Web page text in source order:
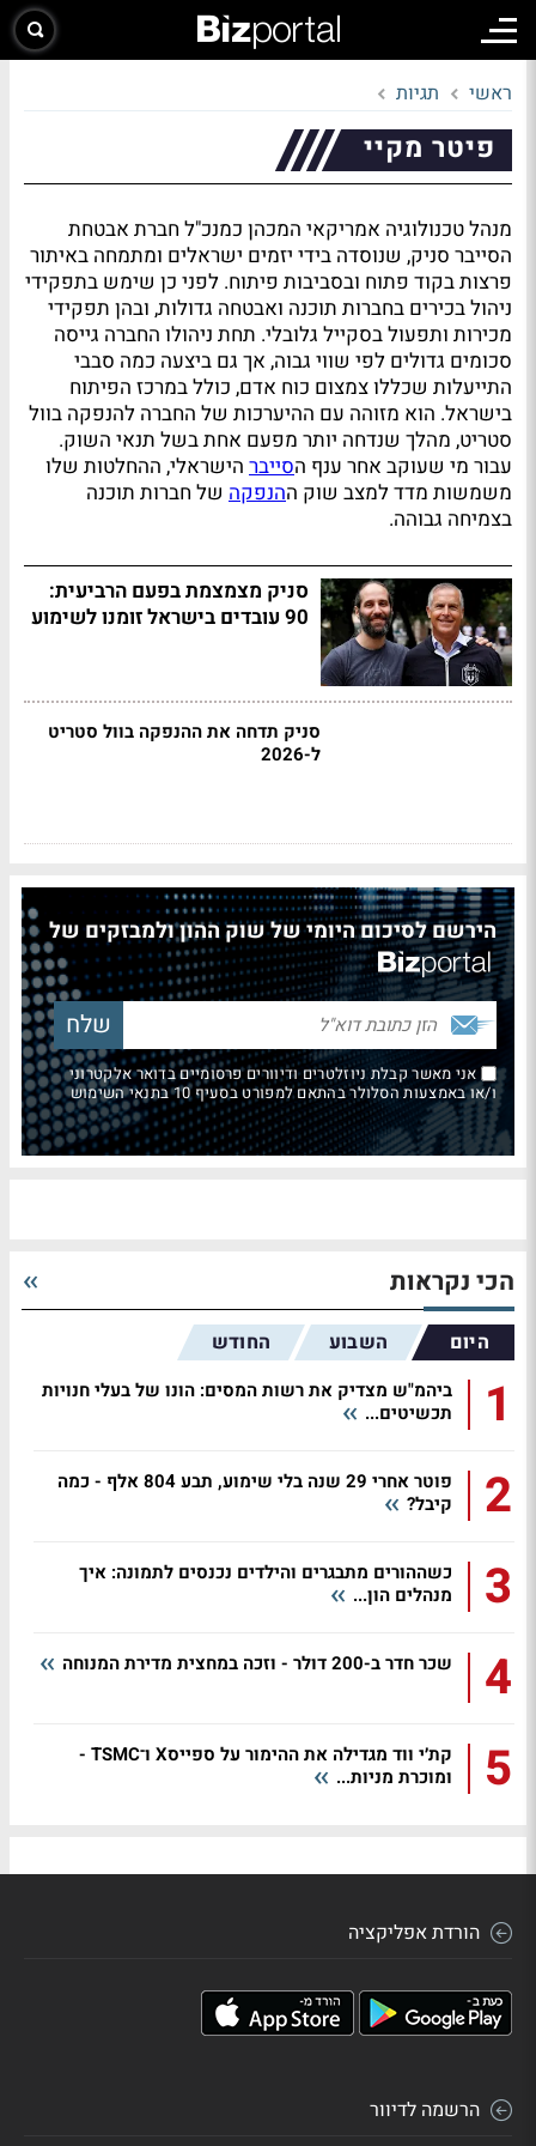
ראשי תגיות
פיטר מקיי
מנהל טכנולוגיה אמריקאי המכהן כמנכ"ל חברת אבטחת
הסייבר סניק, שנוסדה בידי יזמים ישראלים ומתמחה באיתור
פרצות בקוד פתוח ובסביבות פיתוח. לפני כן שימש בתפקידי
ניהול בכירים בחברות תוכנה ואבטחה גדולות, ובהן תפקידי
מכירות ותפעול בסקייל גלובלי. תחת ניהולו החברה גייסה
סכומים גדולים לפי שווי גבוה, אך גם ביצעה כמה סבבי
התייעלות שכללו צמצום כוח אדם, כולל במרכז הפיתוח
בישראל. הוא מזוהה עם ההיערכות של החברה להנפקה בוול
סטריט, מהלך שנדחה יותר מפעם אחת בשל תנאי השוק.
עבור מי שעוקב אחר ענף הסייבר הישראלי, ההחלטות שלו
משמשות מדד למצב שוק ההנפקה של חברות תוכנה
בצמיחה גבוהה.
סניק מצמצמת בפעם הרביעית:
90 עובדים בישראל זומנו לשימוע
סניק תדחה את ההנפקה בוול סטריט
ל-2026
הירשם לסיכום היומי של שוק ההון ולמבזקים של
אני מאשר קבלת ניוזלטרים ודיוורים פרסומיים בדואר אלקטרוני
ו/או באמצעות הסלולר בהתאם למפורט בסעיף 10 בתנאי השימוש
הכי נקראות
היום השבוע החודש
1
ביהמ"ש מצדיק את רשות המסים: הונו של בעלי חנויות
תכשיטים...
2
פוטר אחרי 29 שנה בלי שימוע, תבע 804 אלף - כמה
קיבל?
3
כשההורים מתבגרים והילדים נכנסים לתמונה: איך
מנהלים הון...
4 שכר חדר ב-200 דולר - וזכה במחצית מדירת המנוחה
5
קת׳י ווד מגדילה את ההימור על ספייסX ו־TSMC -
ומוכרת מניות...
הורדת אפליקציה
הרשמה לדיוור